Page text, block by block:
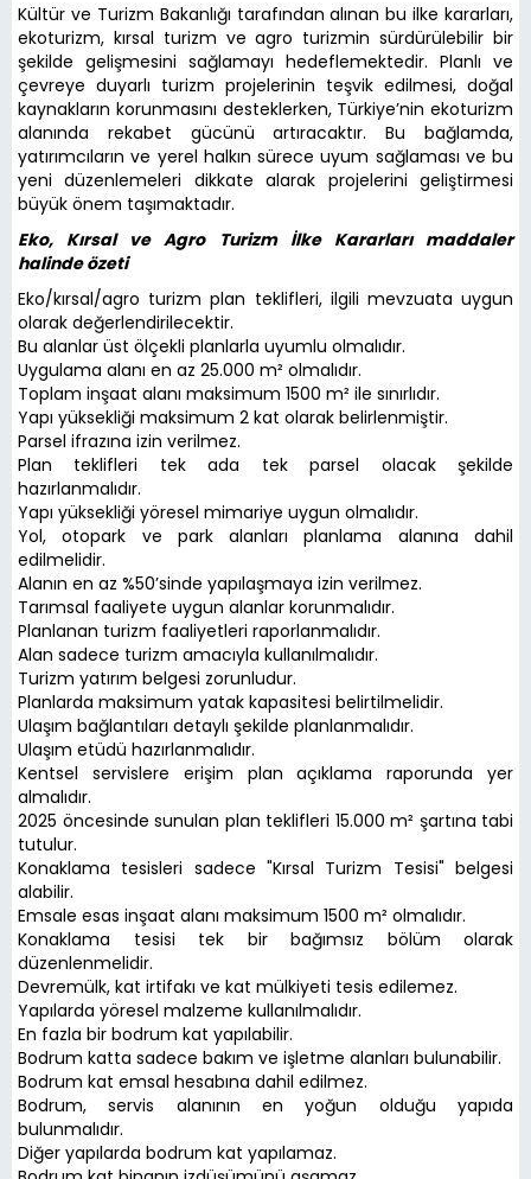
Kültür ve Turizm Bakanlığı tarafından alınan bu ilke kararları,
ekoturizm, kırsal turizm ve agro turizmin sürdürülebilir bir
şekilde gelişmesini sağlamayı hedeflemektedir. Planlı ve
çevreye duyarlı turizm projelerinin teşvik edilmesi, doğal
kaynakların korunmasını desteklerken, Türkiye’nin ekoturizm
alanında rekabet gücünü artıracaktır. Bu bağlamda,
yatırımcıların ve yerel halkın sürece uyum sağlaması ve bu
yeni düzenlemeleri dikkate alarak projelerini geliştirmesi
büyük önem taşımaktadır.
Eko, Kırsal ve Agro Turizm İlke Kararları maddaler
halinde özeti
Eko/kırsal/agro turizm plan teklifleri, ilgili mevzuata uygun
olarak değerlendirilecektir.
Bu alanlar üst ölçekli planlarla uyumlu olmalıdır.
Uygulama alanı en az 25.000 m² olmalıdır.
Toplam inşaat alanı maksimum 1500 m² ile sınırlıdır.
Yapı yüksekliği maksimum 2 kat olarak belirlenmiştir.
Parsel ifrazına izin verilmez.
Plan teklifleri tek ada tek parsel olacak şekilde
hazırlanmalıdır.
Yapı yüksekliği yöresel mimariye uygun olmalıdır.
Yol, otopark ve park alanları planlama alanına dahil
edilmelidir.
Alanın en az %50’sinde yapılaşmaya izin verilmez.
Tarımsal faaliyete uygun alanlar korunmalıdır.
Planlanan turizm faaliyetleri raporlanmalıdır.
Alan sadece turizm amacıyla kullanılmalıdır.
Turizm yatırım belgesi zorunludur.
Planlarda maksimum yatak kapasitesi belirtilmelidir.
Ulaşım bağlantıları detaylı şekilde planlanmalıdır.
Ulaşım etüdü hazırlanmalıdır.
Kentsel servislere erişim plan açıklama raporunda yer
almalıdır.
2025 öncesinde sunulan plan teklifleri 15.000 m² şartına tabi
tutulur.
Konaklama tesisleri sadece "Kırsal Turizm Tesisi" belgesi
alabilir.
Emsale esas inşaat alanı maksimum 1500 m² olmalıdır.
Konaklama tesisi tek bir bağımsız bölüm olarak
düzenlenmelidir.
Devremülk, kat irtifakı ve kat mülkiyeti tesis edilemez.
Yapılarda yöresel malzeme kullanılmalıdır.
En fazla bir bodrum kat yapılabilir.
Bodrum katta sadece bakım ve işletme alanları bulunabilir.
Bodrum kat emsal hesabına dahil edilmez.
Bodrum, servis alanının en yoğun olduğu yapıda
bulunmalıdır.
Diğer yapılarda bodrum kat yapılamaz.